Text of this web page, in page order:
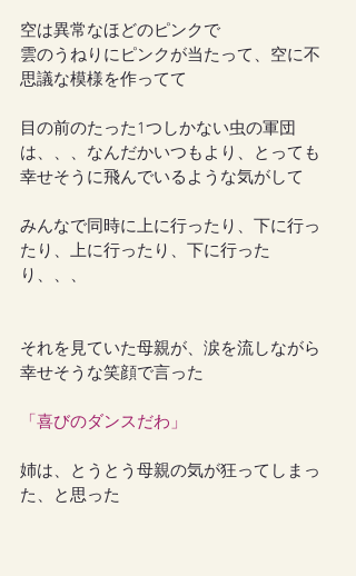
空は異常なほどのピンクで
雲のうねりにピンクが当たって、空に不
思議な模様を作ってて
目の前のたった1つしかない虫の軍団
は、、、なんだかいつもより、とっても
幸せそうに飛んでいるような気がして
みんなで同時に上に行ったり、下に行っ
たり、上に行ったり、下に行った
り、、、
それを見ていた母親が、涙を流しながら
幸せそうな笑顔で言った
「喜びのダンスだわ」
姉は、とうとう母親の気が狂ってしまっ
た、と思った